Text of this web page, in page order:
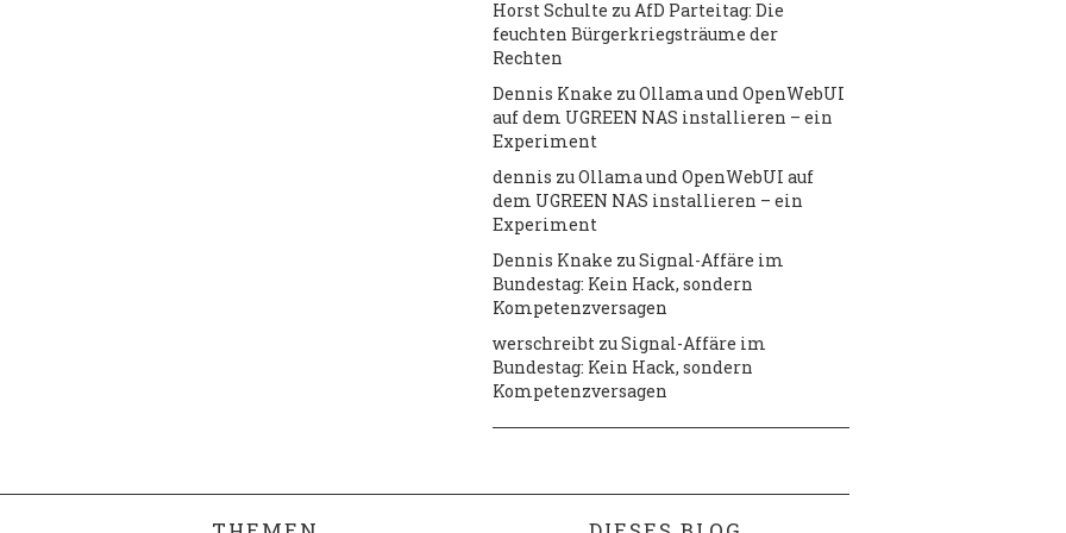
Horst Schulte zu AfD Parteitag: Die
feuchten Bürgerkriegsträume der
Rechten
Dennis Knake zuOllama und OpenWebUI
auf dem UGREEN NAS installieren – ein
Experiment
dennis zuOllama und OpenWebUI auf
dem UGREEN NAS installieren – ein
Experiment
Dennis Knake zuSignal-Affäre im
Bundestag: Kein Hack, sondern
Kompetenzversagen
werschreibt zuSignal-Affäre im
Bundestag: Kein Hack, sondern
Kompetenzversagen